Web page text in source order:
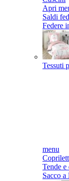
Apri
Saldi
Federe
Tessuti
menu
Tende
Sacco a